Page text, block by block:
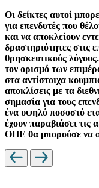
Οι δείκτες αυτοί
για επενδυτές που
και να αποκλείουν
δραστηριότητες στις
θρησκευτικούς
τον ορισμό των
στα αντίστοιχα
αποκλίσεις με τα
σημασία για τους
ένα υψηλό ποσοστό
έχουν παραβιάσει τις
ΟΗΕ θα μπορούσε να